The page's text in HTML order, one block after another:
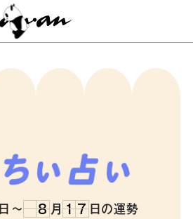
日 ～ 8
8
8
8 月 1
1
1
1 7
7
7
7 日の運勢